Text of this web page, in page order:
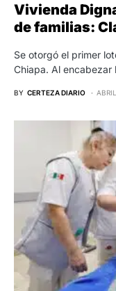
Vivienda
de familias:
Se otorgó el primer
Chiapa. Al
BY CERTEZA DIARIO